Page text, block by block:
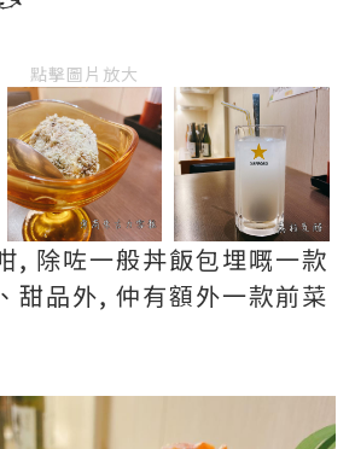
點擊圖片放大
, 除咗一般丼飯包埋嘅一款
甜品外, 仲有額外一款前菜